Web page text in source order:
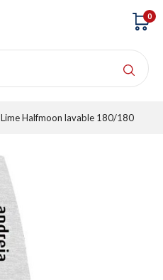
0
Lime Halfmoon lavable 180/180